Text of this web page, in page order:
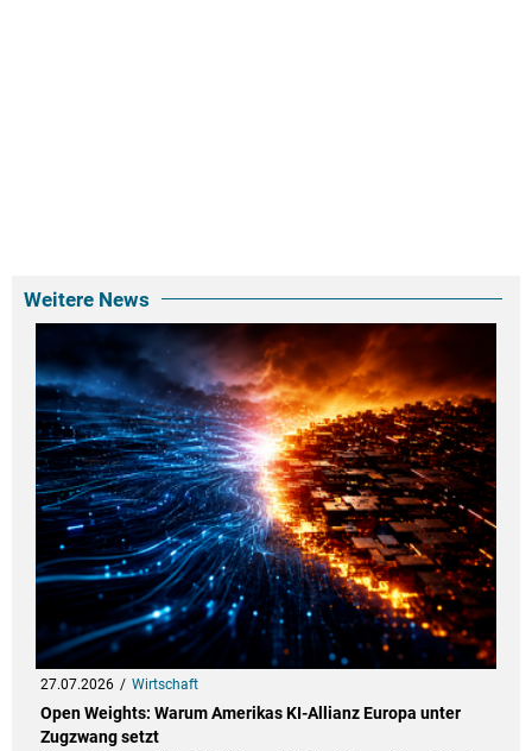
Weitere News
27.07.2026 Wirtschaft
Open Weights: Warum Amerikas KI-Allianz Europa unter
Zugzwang setzt